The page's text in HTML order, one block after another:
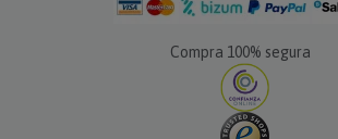
Compra 100% segura